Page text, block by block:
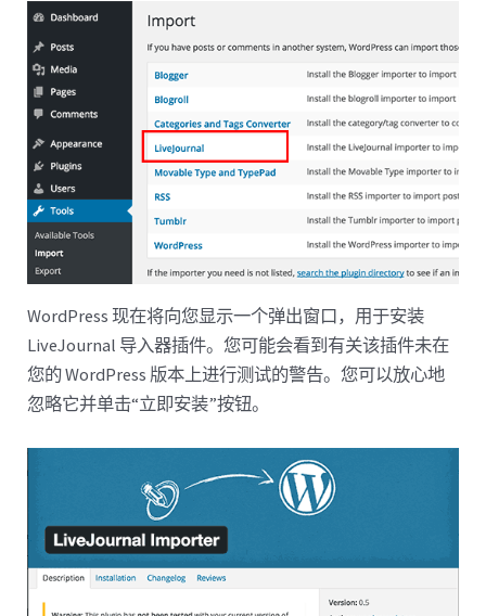
WordPress 现在将向您显示一个弹出窗口，用于安装
LiveJournal 导入器插件。您可能会看到有关该插件未在
您的 WordPress 版本上进行测试的警告。您可以放心地
忽略它并单击“立即安装”按钮。